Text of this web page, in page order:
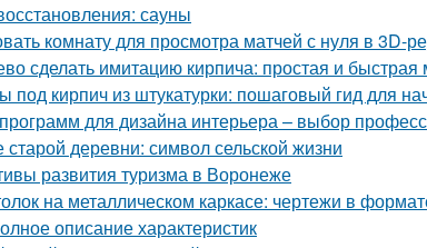
сауны
комнату для просмотра матчей с нуля в 3D-
сделать имитацию кирпича: простая и быстрая
под кирпич из штукатурки: пошаговый гид для
для дизайна интерьера – выбор
старой деревни: символ сельской жизни
развития туризма в Воронеже
на металлическом каркасе: чертежи в
описание характеристик